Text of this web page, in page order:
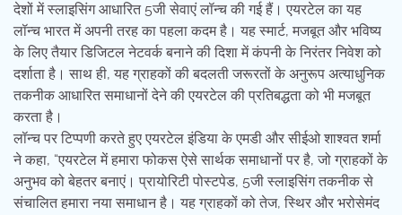
देशों में स्लाइसिंग आधारित 5जी सेवाएं लॉन्च की गई हैं। एयरटेल का यह
लॉन्च भारत में अपनी तरह का पहला कदम है। यह स्मार्ट, मजबूत और भविष्य
के लिए तैयार डिजिटल नेटवर्क बनाने की दिशा में कंपनी के निरंतर निवेश को
दर्शाता है। साथ ही, यह ग्राहकों की बदलती जरूरतों के अनुरूप अत्याधुनिक
तकनीक आधारित समाधानों देने की एयरटेल की प्रतिबद्धता को भी मजबूत
करता है।
लॉन्च पर टिप्पणी करते हुए एयरटेल इंडिया के एमडी और सीईओ शाश्वत शर्मा
ने कहा, “एयरटेल में हमारा फोकस ऐसे सार्थक समाधानों पर है, जो ग्राहकों के
अनुभव को बेहतर बनाएं। प्रायोरिटी पोस्टपेड, 5जी स्लाइसिंग तकनीक से
संचालित हमारा नया समाधान है। यह ग्राहकों को तेज, स्थिर और भरोसेमंद